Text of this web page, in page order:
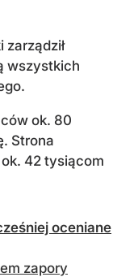
zarządził
wszystkich
ok. 80
Strona
42 tysiącom
oceniane
zapory